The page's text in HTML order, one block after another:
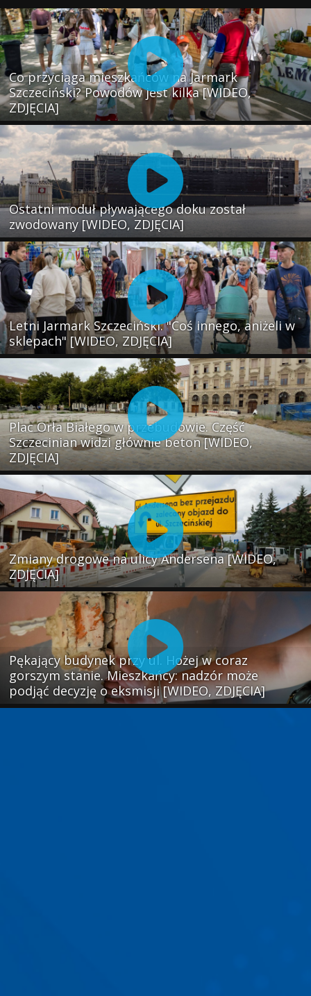
Co przyciąga mieszkańców na Jarmark
Szczeciński? Powodów jest kilka [WIDEO,
ZDJĘCIA]
Ostatni moduł pływającego doku został
zwodowany [WIDEO, ZDJĘCIA]
Letni Jarmark Szczeciński. "Coś innego, aniżeli w
sklepach" [WIDEO, ZDJĘCIA]
Plac Orła Białego w przebudowie. Część
Szczecinian widzi głównie beton [WIDEO,
ZDJĘCIA]
Zmiany drogowe na ulicy Andersena [WIDEO,
ZDJĘCIA]
Pękający budynek przy ul. Hożej w coraz
gorszym stanie. Mieszkańcy: nadzór może
podjąć decyzję o eksmisji [WIDEO, ZDJĘCIA]